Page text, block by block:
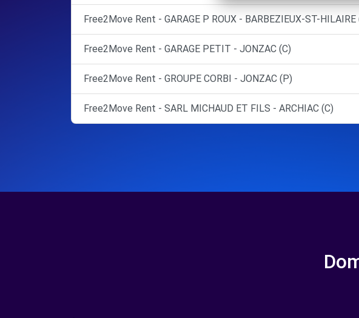
Free2Move Rent - GARAGE P ROUX - BARBEZIEUX-ST-HILAIRE
Free2Move Rent - GARAGE PETIT - JONZAC (C)
Free2Move Rent - GROUPE CORBI - JONZAC (P)
Free2Move Rent - SARL MICHAUD ET FILS - ARCHIAC (C)